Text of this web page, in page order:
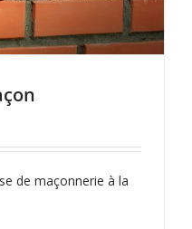
de maçonnerie à la